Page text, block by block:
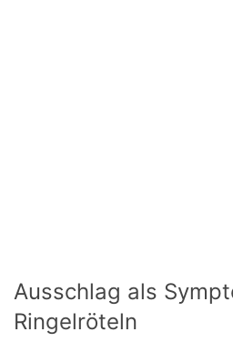
Ausschlag als
Ringelröteln